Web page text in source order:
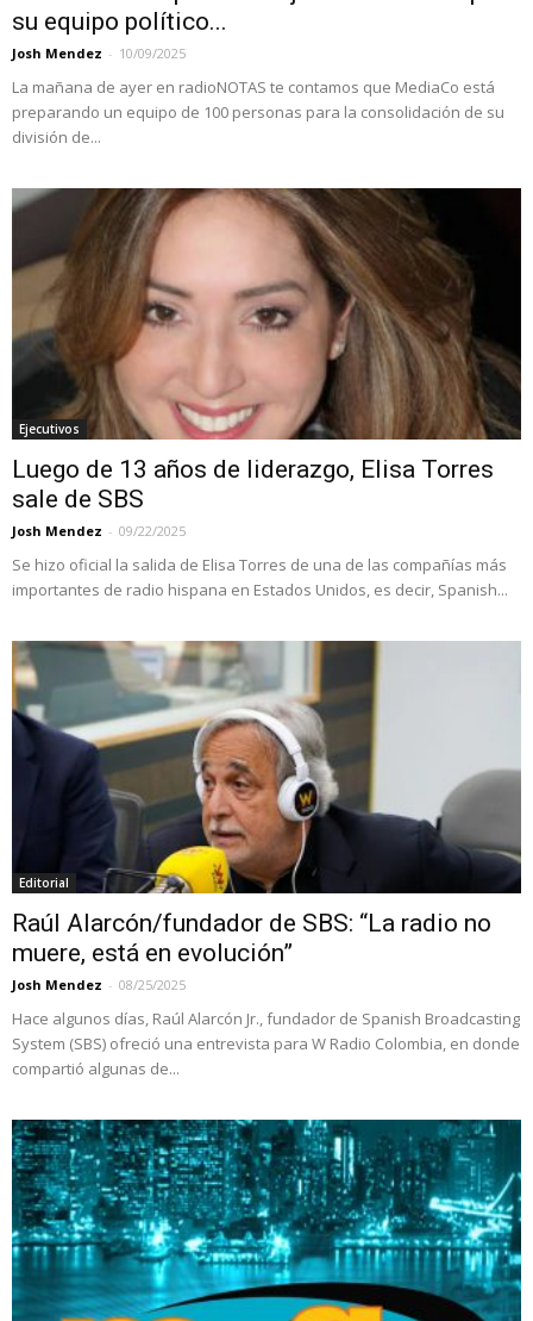
su equipo político...
Josh Mendez - 10/09/2025
La mañana de ayer en radioNOTAS te contamos que MediaCo está
preparando un equipo de 100 personas para la consolidación de su
división de...
Ejecutivos
Luego de 13 años de liderazgo, Elisa Torres
sale de SBS
Josh Mendez - 09/22/2025
Se hizo oficial la salida de Elisa Torres de una de las compañías más
importantes de radio hispana en Estados Unidos, es decir, Spanish...
Editorial
Raúl Alarcón/fundador de SBS: “La radio no
muere, está en evolución”
Josh Mendez - 08/25/2025
Hace algunos días, Raúl Alarcón Jr., fundador de Spanish Broadcasting
System (SBS) ofreció una entrevista para W Radio Colombia, en donde
compartió algunas de...